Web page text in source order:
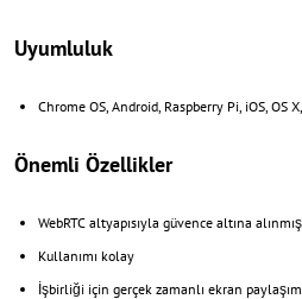
Uyumluluk
Chrome OS, Android, Raspberry Pi, iOS, OS
Önemli Özellikler
WebRTC altyapısıyla güvence altına
Kullanımı kolay
İşbirliği için gerçek zamanlı ekran